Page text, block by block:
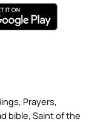
Prayers,
bible, Saint of the